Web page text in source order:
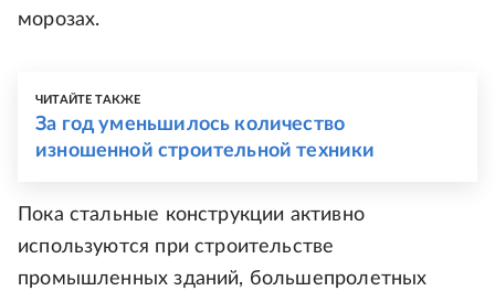
морозах.
ЧИТАЙТЕ ТАКЖЕ
За год уменьшилось количество
изношенной строительной техники
Пока стальные конструкции активно
используются при строительстве
промышленных зданий, большепролетных